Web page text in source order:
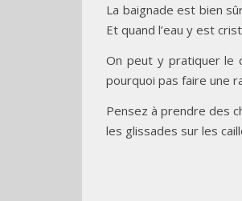
La baignade est bien
Et quand l’eau y est
On peut y pratiquer le
pourquoi pas faire une
Pensez à prendre des
les glissades sur les